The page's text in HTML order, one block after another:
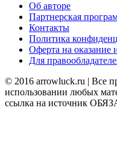
Об авторе
Партнерская
Контакты
Политика
Оферта на
Для
© 2016 arrowluck.ru | Все
использовании любых
ссылка на источник